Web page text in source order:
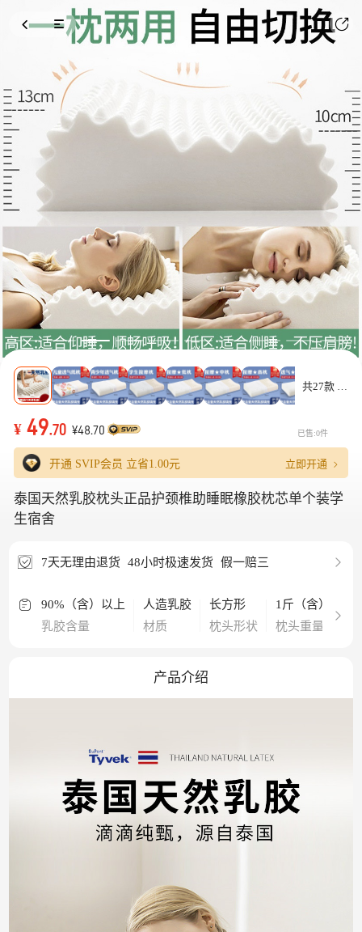
共27款
¥ 49.70 ¥48.70 已售:0件
开通 SVIP会员 立省1.00元 立即开通
泰国天然乳胶枕头正品护颈椎助睡眠橡胶枕芯单个装学
生宿舍
7天无理由退货 48小时极速发货 假一赔三
90%（含）以上
乳胶含量
人造乳胶
材质
长方形
枕头形状
1斤（含）-2斤
枕头重量
产品介绍